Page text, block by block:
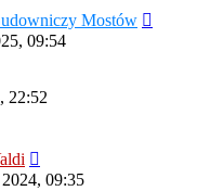
Mostów
09:54
22:52
09:35